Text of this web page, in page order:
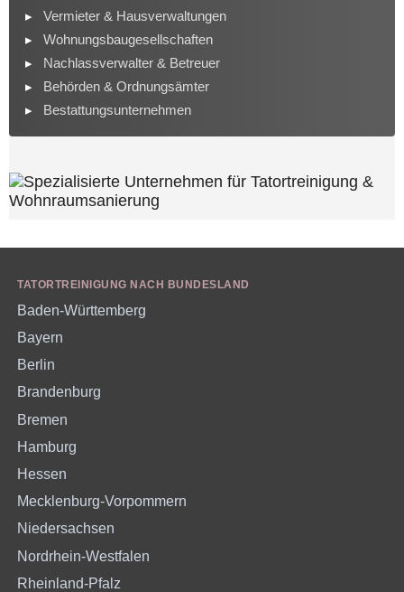
Vermieter & Hausverwaltungen
Wohnungsbaugesellschaften
Nachlassverwalter & Betreuer
Behörden & Ordnungsämter
Bestattungsunternehmen
TATORTREINIGUNG NACH BUNDESLAND
Baden-Württemberg
Bayern
Berlin
Brandenburg
Bremen
Hamburg
Hessen
Mecklenburg-Vorpommern
Niedersachsen
Nordrhein-Westfalen
Rheinland-Pfalz